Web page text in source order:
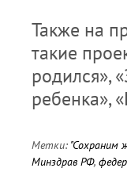
Также на
такие
родился»,
ребенка»,
Метки: "Сохраним
Минздрав РФ,